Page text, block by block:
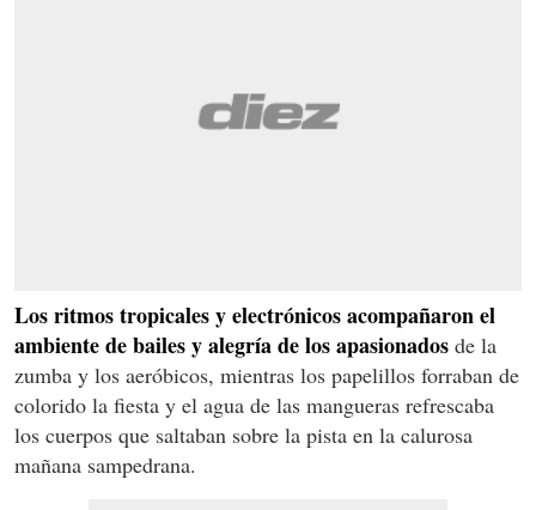
Los ritmos tropicales y electrónicos acompañaron el
ambiente de bailes y alegría de los apasionados de la
zumba y los aeróbicos, mientras los papelillos forraban de
colorido la fiesta y el agua de las mangueras refrescaba
los cuerpos que saltaban sobre la pista en la calurosa
mañana sampedrana.